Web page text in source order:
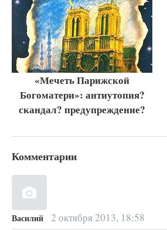
«Мечеть Парижской
Богоматери»: антиутопия?
скандал? предупреждение?
Комментарии
Василий 2 октября 2013, 18:58